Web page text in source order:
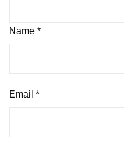
Name *
Email *